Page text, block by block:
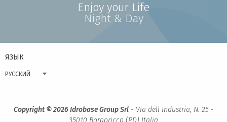
Enjoy your Life
Night & Day
ЯЗЫК
РУССКИЙ
Copyright © 2026 Idrobase Group Srl- Via dell Industria, N. 25 -
35010 Borgoricco (PD) Italia